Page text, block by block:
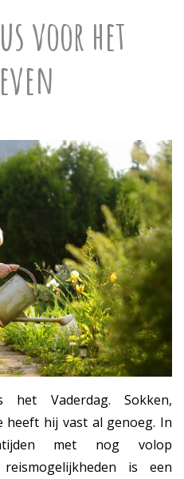
voor het
Vaderdag. Sokken,
heeft hij vast al genoeg. In
met nog volop
is een